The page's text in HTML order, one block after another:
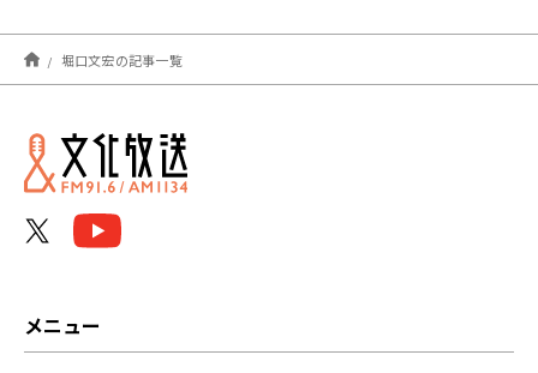
2026年05月
2026年02月
2022年04月
堀口文宏の記事一覧
メニュー